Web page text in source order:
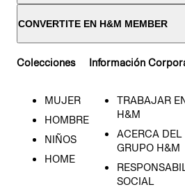
CONVERTITE EN H&M MEMBER
Colecciones
MUJER
HOMBRE
NIÑOS
HOME
Información
TRABAJAR
H&M
ACERCA DEL
GRUPO H&M
SOCIAL